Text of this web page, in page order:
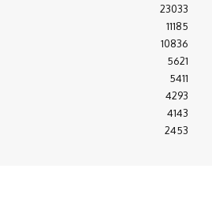
23033
11185
10836
5621
5411
4293
4143
2453